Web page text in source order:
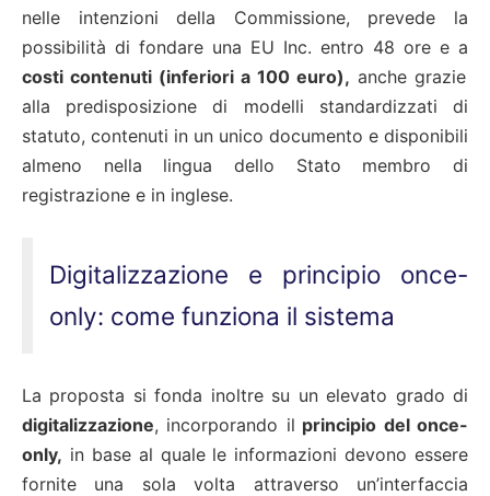
nelle intenzioni della Commissione, prevede la
possibilità di fondare una EU Inc. entro 48 ore e a
costi contenuti (inferiori a 100 euro), anche grazie
alla predisposizione di modelli standardizzati di
statuto, contenuti in un unico documento e disponibili
almeno nella lingua dello Stato membro di
registrazione e in inglese.
Digitalizzazione e principio once-
only: come funziona il sistema
La proposta si fonda inoltre su un elevato grado di
digitalizzazione, incorporando il principio del once-
only, in base al quale le informazioni devono essere
fornite una sola volta attraverso un’interfaccia